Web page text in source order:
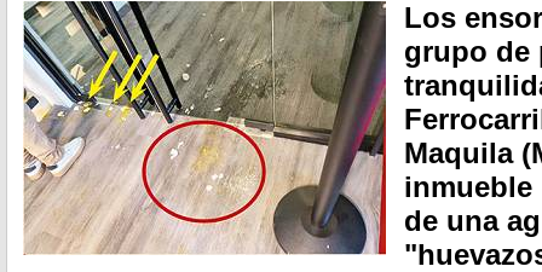
Los
grupo de
Maquila
inmueble
de una